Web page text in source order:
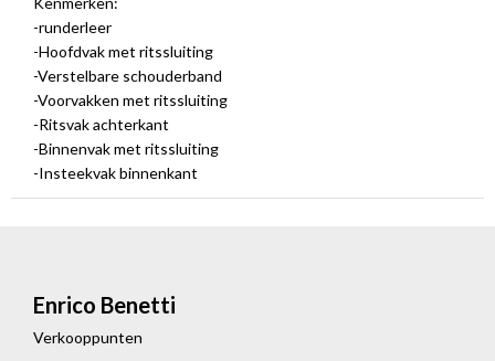
-runderleer
-Hoofdvak met ritssluiting
-Verstelbare schouderband
-Voorvakken met ritssluiting
-Ritsvak achterkant
-Binnenvak met ritssluiting
-Insteekvak binnenkant
Enrico Benetti
Verkooppunten